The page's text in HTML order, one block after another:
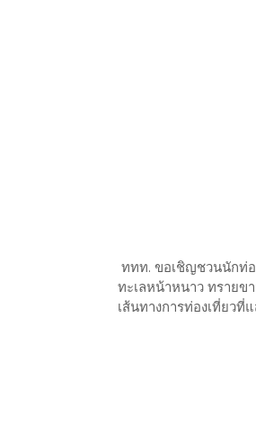
ททท. ขอเชิญชวนนักท่อ
ทะเลหน้าหนาว ทรายข
เส้นทางการท่องเที่ยวที่